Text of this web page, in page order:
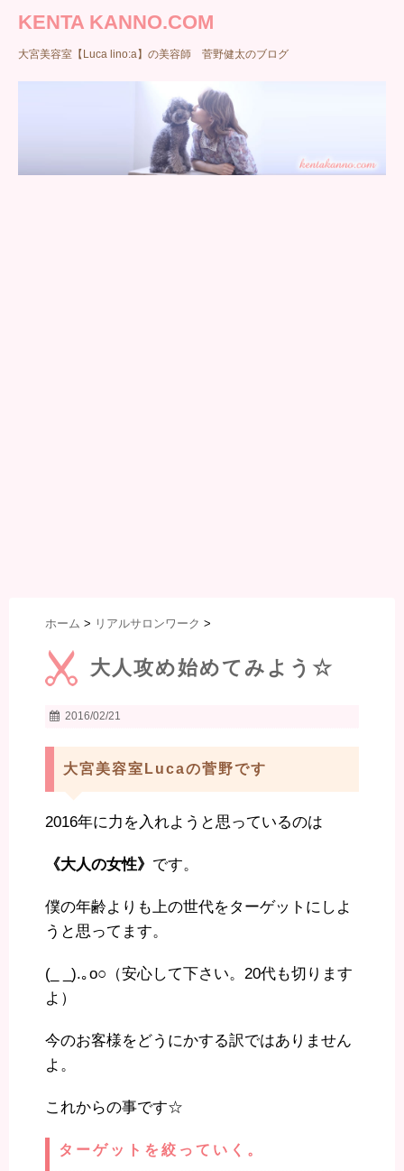
KENTA KANNO.COM
大宮美容室【Luca lino:a】の美容師 菅野健太のブログ
ホーム > リアルサロンワーク >
大人攻め始めてみよう☆
2016/02/21
大宮美容室Lucaの菅野です
2016年に力を入れようと思っているのは
《大人の女性》 です。
僕の年齢よりも上の世代をターゲットにしよ
うと思ってます。
(_ _).｡o○（安心して下さい。20代も切ります
よ）
今のお客様をどうにかする訳ではありません
よ。
これからの事です☆
ターゲットを絞っていく。